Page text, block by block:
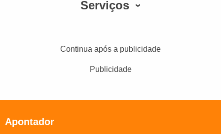
Serviços
Continua após a publicidade
Publicidade
Apontador